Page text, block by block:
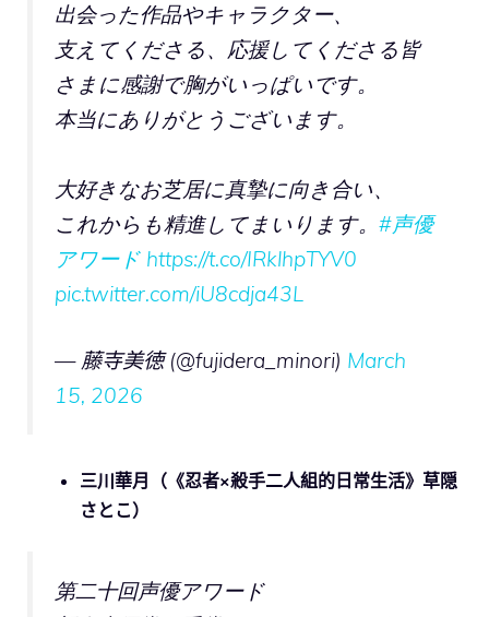
出会った作品やキャラクター、
支えてくださる、応援してくださる皆
さまに感謝で胸がいっぱいです。
本当にありがとうございます。
大好きなお芝居に真摯に向き合い、
これからも精進してまいります。 #声優
アワード https://t.co/IRklhpTYV0
pic.twitter.com/iU8cdja43L
— 藤寺美徳 (@fujidera_minori) March
15, 2026
三川華月（《忍者×殺手二人組的日常生活》 草隠
さとこ）
第二十回声優アワード